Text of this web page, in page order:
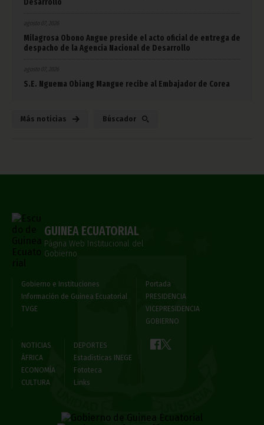
Desarrollo
agosto 07, 2026
Milagrosa Obono Angue preside el acto oficial de entrega de
despacho de la Agencia Nacional de Desarrollo
agosto 07, 2026
S.E. Nguema Obiang Mangue recibe al Embajador de Corea
Más noticias Búscador
GUINEA ECUATORIAL
Página Web Institucional del
Gobierno
Gobierno e Instituciones
Información de Guinea Ecuatorial
TVGE
Portada
PRESIDENCIA
VICEPRESIDENCIA
GOBIERNO
NOTICIAS
ÁFRICA
ECONOMÍA
CULTURA
DEPORTES
Estadísticas INEGE
Fototeca
Links